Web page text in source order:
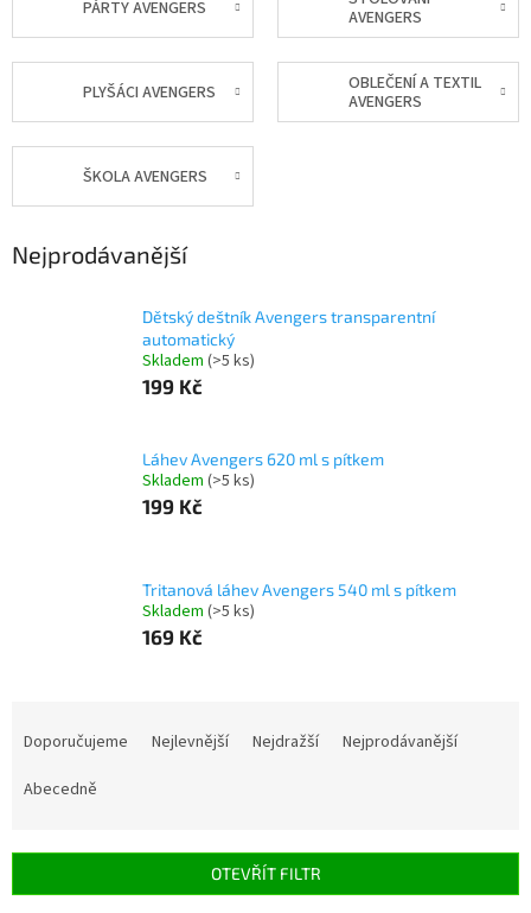
PÁRTY AVENGERS
AVENGERS
PLYŠÁCI AVENGERS
OBLEČENÍ A TEXTIL
AVENGERS
ŠKOLA AVENGERS
Nejprodávanější
Dětský deštník Avengers transparentní
automatický
Skladem (>5 ks)
199 Kč
Láhev Avengers 620 ml s pítkem
Skladem (>5 ks)
199 Kč
Tritanová láhev Avengers 540 ml s pítkem
Skladem (>5 ks)
169 Kč
r
Doporučujeme Nejlevnější Nejdražší
Nejprodávanější
Abecedně
OTEVŘÍT FILTR